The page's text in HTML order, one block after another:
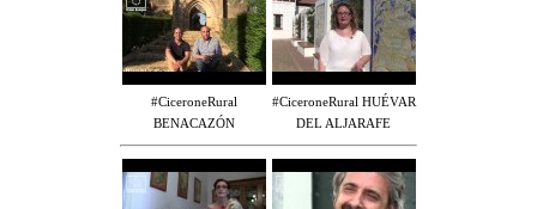
#CiceroneRural
BENACAZÓN
#CiceroneRural HUÉVAR
DEL ALJARAFE